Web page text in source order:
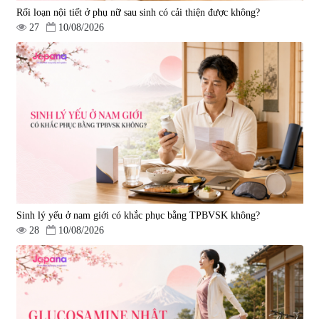
Tẩy tế bào chết Nichiei Bussan
Nano NMN+ Peeling Gel
1.490.000 đ
Viên uống hỗ trợ bền thành
mạch, ngừa tai biến Elastin Plus
& Nattokinase Hokoen 80 viên
|0
980.000 đ
Viên uống bổ gan Ribeto Shoji
Hepaclean 60 viên
690.000 đ
Viên uống hỗ trợ cải thiện thoát
vị đĩa đệm Kyoto Has 30 viên
|14.560
1.600.000 đ
Rối loạn nội tiết ở phụ nữ sau sinh có cải thiện được không?
27
10/08/2026
Sinh lý yếu ở nam giới có khắc phục bằng TPBVSK không?
28
10/08/2026